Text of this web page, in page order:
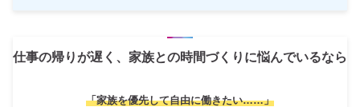
仕事の帰りが遅く、家族との時間づくりに悩んでいるなら
「家族を優先して自由に働きたい……」